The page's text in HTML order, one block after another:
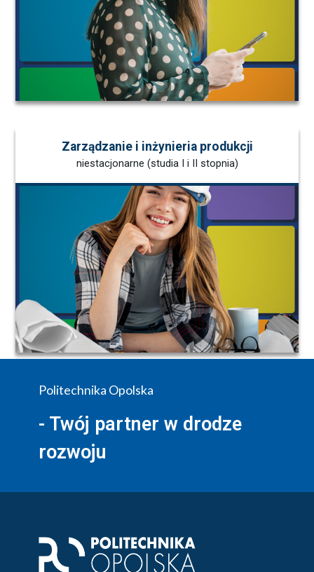
Zarządzanie i inżynieria produkcji
niestacjonarne (studia I i II stopnia)
Politechnika Opolska
- Twój partner w drodze
rozwoju